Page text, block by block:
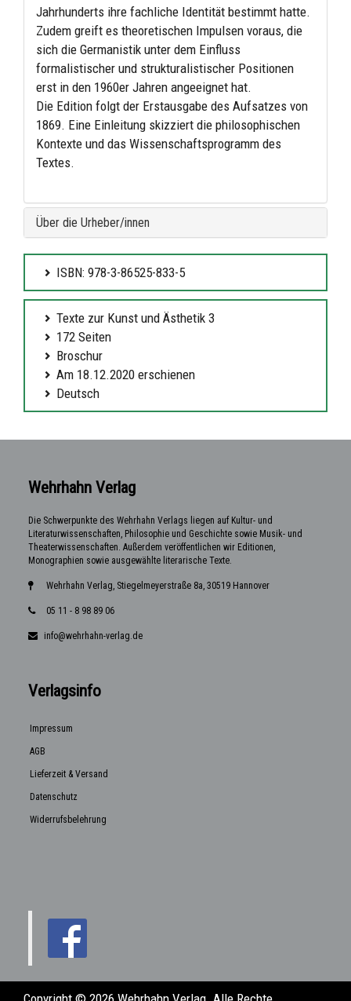
Jahrhunderts ihre fachliche Identität bestimmt hatte.
Zudem greift es theoretischen Impulsen voraus, die
sich die Germanistik unter dem Einfluss
formalistischer und strukturalistischer Positionen
erst in den 1960er Jahren angeeignet hat.
Die Edition folgt der Erstausgabe des Aufsatzes von
1869. Eine Einleitung skizziert die philosophischen
Kontexte und das Wissenschaftsprogramm des
Textes.
Über die Urheber/innen
ISBN: 978-3-86525-833-5
Texte zur Kunst und Ästhetik 3
172 Seiten
Broschur
Am 18.12.2020 erschienen
Deutsch
Wehrhahn Verlag
Die Schwerpunkte des Wehrhahn Verlags liegen auf Kultur- und
Literaturwissenschaften, Philosophie und Geschichte sowie Musik- und
Theaterwissenschaften. Außerdem veröffentlichen wir Editionen,
Monographien sowie ausgewählte literarische Texte.
Wehrhahn Verlag, Stiegelmeyerstraße 8a, 30519 Hannover
05 11 - 8 98 89 06
info@wehrhahn-verlag.de
Verlagsinfo
Impressum
AGB
Lieferzeit & Versand
Datenschutz
Widerrufsbelehrung